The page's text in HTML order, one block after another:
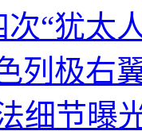
次“犹太
列极右
细节